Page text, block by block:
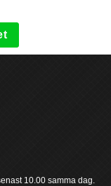
10.00 samma dag.